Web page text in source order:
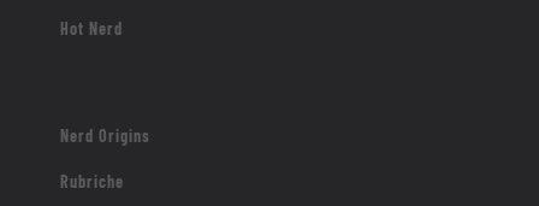
Hot Nerd
Nerd Origins
Rubriche